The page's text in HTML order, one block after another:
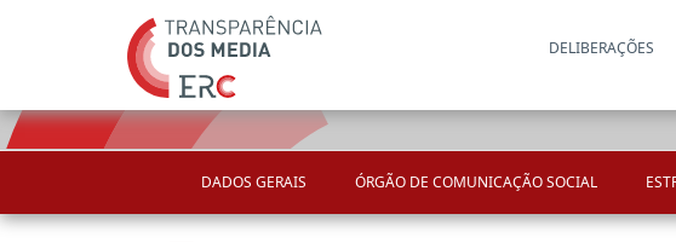
DELIBERAÇÕES
DADOS GERAIS ÓRGÃO DE COMUNICAÇÃO SOCIAL